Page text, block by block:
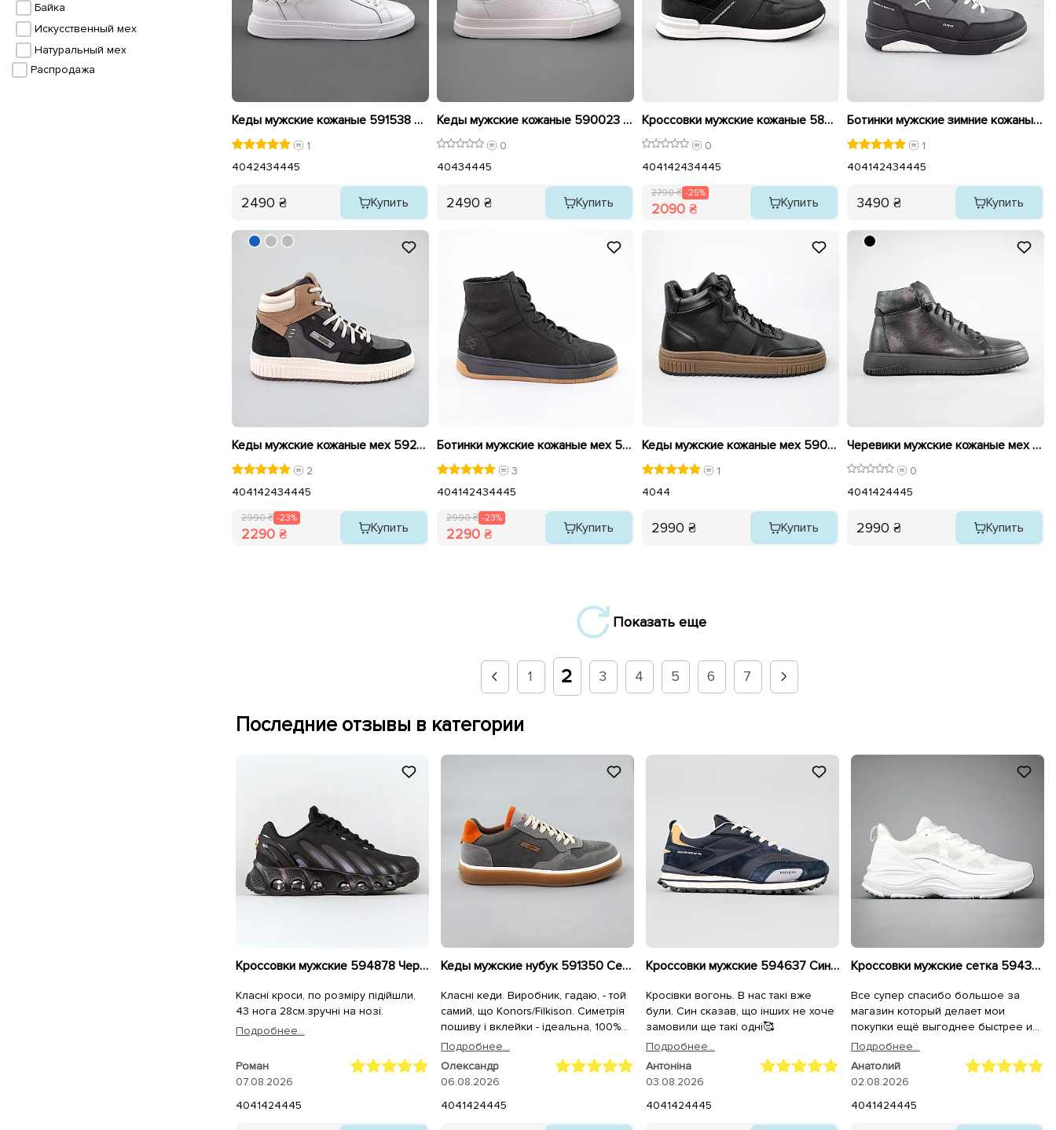
Байка
Искусственный мех
Натуральный мех
Распродажа
Кеды мужские кожаные 591538 Белые
1
4042434445
2490 ₴ Купить
Кеды мужские кожаные 590023 Белые
0
40434445
2490 ₴ Купить
Кроссовки мужские кожаные 589523 Черные распродажа
0
404142434445
2790 ₴ -25%
2090 ₴ Купить
Ботинки мужские зимние кожаные 592509 Серые
1
404142434445
3490 ₴ Купить
Кеды мужские кожаные мех 592513 Темно-серый распродажа
2
404142434445
2990 ₴ -23%
2290 ₴ Купить
Ботинки мужские кожаные мех 593006 Черные распродажа
3
404142434445
2990 ₴ -23%
2290 ₴ Купить
Кеды мужские кожаные мех 590635 Черные
1
4044
2990 ₴ Купить
Черевики мужские кожаные мех 593019 Черные
0
4041424445
2990 ₴ Купить
Показать еще
1 2 3 4 5 6 7
Последние отзывы в категории
Кроссовки мужские 594878 Черные
Класні кроси, по розміру підійшли,
43 нога 28см.зручні на нозі.
Подробнее...
Роман
07.08.2026
4041424445
Кеды мужские нубук 591350 Серые
Класні кеди. Виробник, гадаю, - той
самий, що Konors/Filkison. Симетрія
пошиву і вклейки - ідеальна, 100%
повномірні. Лише устілки раджу
одразу замінити на анатомічні/
пружні/меморі.
Подробнее...
Олександр
06.08.2026
4041424445
Кроссовки мужские 594637 Синие
Кросівки вогонь. В нас такі вже
були. Син сказав, що інших не хоче
замовили ще такі одні🥰
Подробнее...
Антоніна
03.08.2026
4041424445
Кроссовки мужские сетка 594396 Белые
Все супер спасибо большое за
магазин который делает мои
покупки ещё выгоднее быстрее и
качественнее,спасибо большое
всему коллективу магазина
Sezon.ua за самоё лучшее
обслуживание качество продукции
и быструю доставку на адрес.
Подробнее...
Анатолий
02.08.2026
4041424445